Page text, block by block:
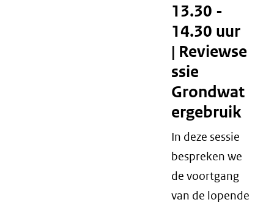
13.30 -
14.30 uur
| Reviewse
ssie
Grondwat
ergebruik
In deze sessie
bespreken we
de voortgang
van de lopende